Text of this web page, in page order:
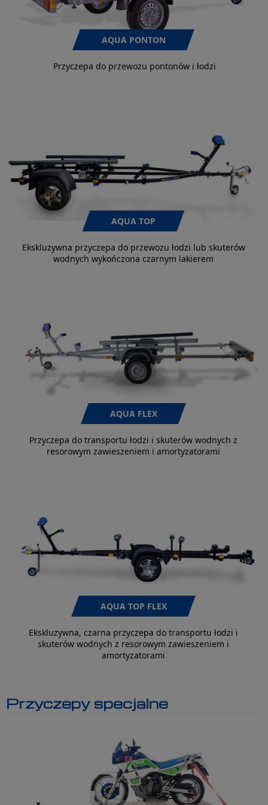
AQUA PONTON
Przyczepa do przewozu pontonów i łodzi
AQUA TOP
Ekskluzywna przyczepa do przewozu łodzi lub skuterów
wodnych wykończona czarnym lakierem
AQUA FLEX
Przyczepa do transportu łodzi i skuterów wodnych z
resorowym zawieszeniem i amortyzatorami
AQUA TOP FLEX
Ekskluzywna, czarna przyczepa do transportu łodzi i
skuterów wodnych z resorowym zawieszeniem i
amortyzatorami
Przyczepy specjalne